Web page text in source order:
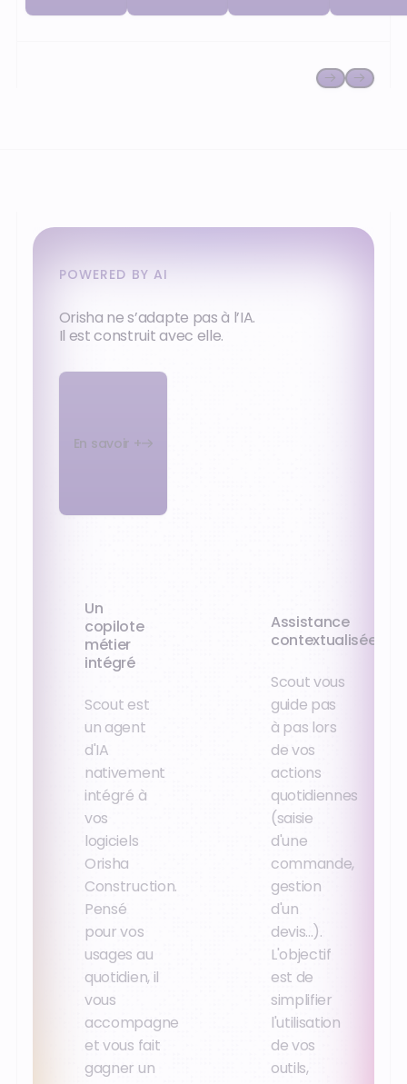
facturation.
POWERED BY AI
Orisha ne s’adapte pas à l’IA.
Il est construit avec elle.
En savoir +
Un
copilote
métier
intégré
Scout est
un agent
d'IA
nativement
intégré à
vos
logiciels
Orisha
Construction.
Pensé
pour vos
usages au
quotidien, il
vous
accompagne
et vous fait
gagner un
Assistance
contextualisée
Scout vous
guide pas
à pas lors
de vos
actions
quotidiennes
(saisie
d'une
commande,
gestion
d'un
devis...).
L'objectif
est de
simplifier
l'utilisation
de vos
outils,